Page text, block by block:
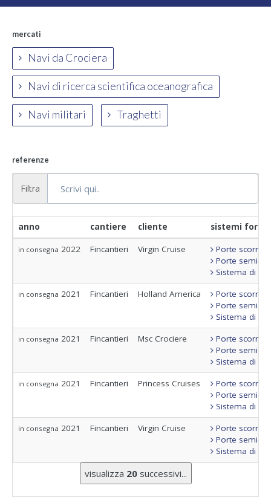
mercati
Navi da Crociera
Navi di ricerca scientifica oceanografica
Navi militari Traghetti
referenze
Filtra
anno cantiere cliente sistemi
in consegna 2022 Fincantieri Virgin Cruise
Porte
Porte semi-
Sistema di
in consegna 2021 Fincantieri Holland America
Porte
Porte semi-
Sistema di
in consegna 2021 Fincantieri Msc Crociere
Porte
Porte semi-
Sistema di
in consegna 2021 Fincantieri Princess Cruises
Porte
Porte semi-
Sistema di
in consegna 2021 Fincantieri Virgin Cruise
Porte
Porte semi-
Sistema di
visualizza 20successivi...